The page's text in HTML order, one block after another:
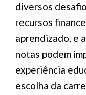
diversos
recursos
aprendizado, e
notas podem
experiência
escolha da